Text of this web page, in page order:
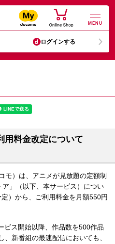
MENU
ログインする
用料金改定について
モ）は、アニメが見放題の定額制
」（以下、本サービス）につい
）から、ご利用料金を月額550円
ビス開始以降、作品数を500作品
、新番組の最速配信においても、